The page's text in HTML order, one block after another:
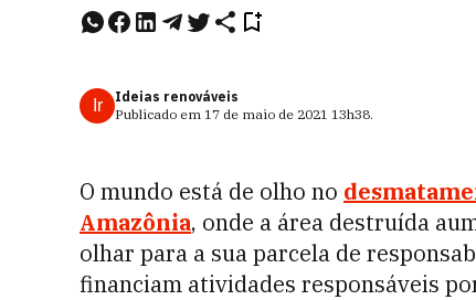
Ir
Ideias renováveis
Publicado em 17 de maio de 2021 13h38.
O mundo está de olho no
Amazônia, onde a área destruída
olhar para a sua parcela de
financiam atividades responsáveis